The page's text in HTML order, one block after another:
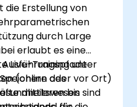
die Erstellung von
durch Large
erlaubt es eine
des
sind
Live-Training unter
(online oder vor Ort)
mittleren bis